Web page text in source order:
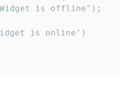
is offline");
is online')